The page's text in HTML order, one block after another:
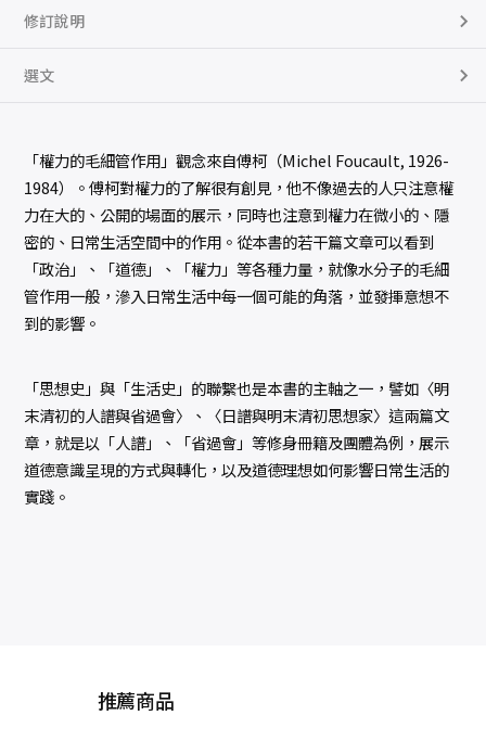
量
修訂說明
選文
「權力的毛細管作用」觀念來自傅柯（Michel Foucault, 1926-
1984）。傅柯對權力的了解很有創見，他不像過去的人只注意權
力在大的、公開的場面的展示，同時也注意到權力在微小的、隱
密的、日常生活空間中的作用。從本書的若干篇文章可以看到
「政治」、「道德」、「權力」等各種力量，就像水分子的毛細
管作用一般，滲入日常生活中每一個可能的角落，並發揮意想不
到的影響。
「思想史」與「生活史」的聯繫也是本書的主軸之一，譬如〈明
末清初的人譜與省過會〉、〈日譜與明末清初思想家〉這兩篇文
章，就是以「人譜」、「省過會」等修身冊籍及團體為例，展示
道德意識呈現的方式與轉化，以及道德理想如何影響日常生活的
實踐。
推薦商品